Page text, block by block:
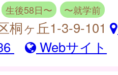
生後58日〜 〜就学前
桐ヶ丘1-3-9-101
Webサイト